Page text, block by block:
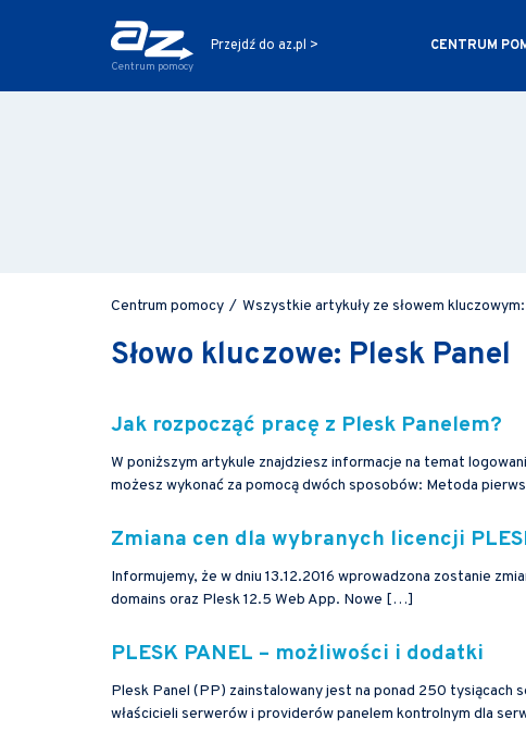
Centrum pomocy
Przejdź do az.pl > CENTRUM
Centrum pomocy / Wszystkie artykuły ze słowem
Słowo kluczowe: Plesk Panel
Jak rozpocząć pracę z Plesk Panelem?
W poniższym artykule znajdziesz informacje na temat
możesz wykonać za pomocą dwóch sposobów: Metoda
Zmiana cen dla wybranych licencji
Informujemy, że w dniu 13.12.2016 wprowadzona zostanie
domains oraz Plesk 12.5 Web App. Nowe […]
PLESK PANEL – możliwości i dodatki
Plesk Panel (PP) zainstalowany jest na ponad 250 tysiącach
właścicieli serwerów i providerów panelem kontrolnym dla